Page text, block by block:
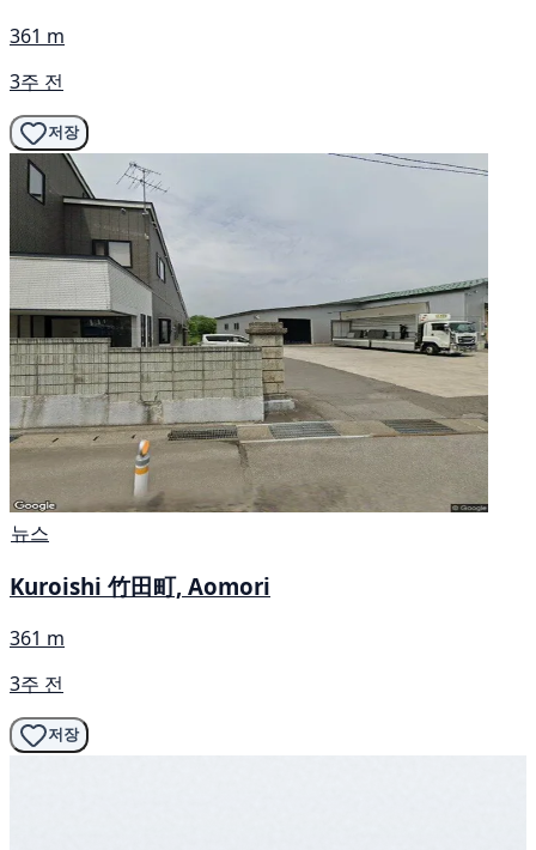
361 m
3주 전
저장
뉴스
Kuroishi 竹田町, Aomori
361 m
3주 전
저장